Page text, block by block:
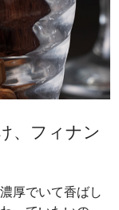
、フィナン
厚でいて香ばし